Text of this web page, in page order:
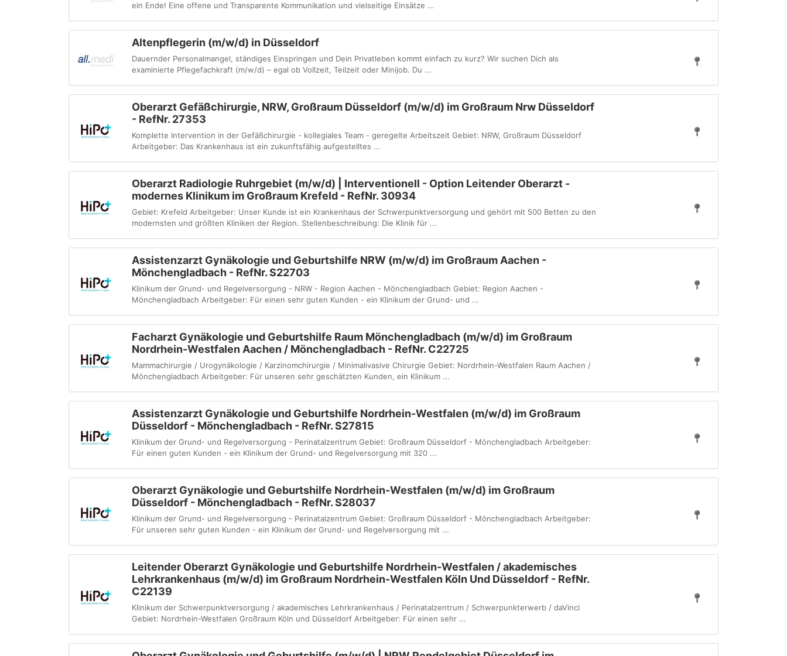
ein Ende! Eine offene und Transparente Kommunikation und vielseitige Einsätze ...
Altenpflegerin (m/w/d) in Düsseldorf
Dauernder Personalmangel, ständiges Einspringen und Dein Privatleben kommt einfach zu kurz? Wir suchen Dich als
examinierte Pflegefachkraft (m/w/d) – egal ob Vollzeit, Teilzeit oder Minijob. Du ...
Oberarzt Gefäßchirurgie, NRW, Großraum Düsseldorf (m/w/d) im Großraum Nrw Düsseldorf
- RefNr. 27353
Komplette Intervention in der Gefäßchirurgie - kollegiales Team - geregelte Arbeitszeit Gebiet: NRW, Großraum Düsseldorf
Arbeitgeber: Das Krankenhaus ist ein zukunftsfähig aufgestelltes ...
Oberarzt Radiologie Ruhrgebiet (m/w/d) | Interventionell - Option Leitender Oberarzt -
modernes Klinikum im Großraum Krefeld - RefNr. 30934
Gebiet: Krefeld Arbeitgeber: Unser Kunde ist ein Krankenhaus der Schwerpunktversorgung und gehört mit 500 Betten zu den
modernsten und größten Kliniken der Region. Stellenbeschreibung: Die Klinik für ...
Assistenzarzt Gynäkologie und Geburtshilfe NRW (m/w/d) im Großraum Aachen -
Mönchengladbach - RefNr. S22703
Klinikum der Grund- und Regelversorgung - NRW - Region Aachen - Mönchengladbach Gebiet: Region Aachen -
Mönchengladbach Arbeitgeber: Für einen sehr guten Kunden - ein Klinikum der Grund- und ...
Facharzt Gynäkologie und Geburtshilfe Raum Mönchengladbach (m/w/d) im Großraum
Nordrhein-Westfalen Aachen / Mönchengladbach - RefNr. C22725
Mammachirurgie / Urogynäkologie / Karzinomchirurgie / Minimalivasive Chirurgie Gebiet: Nordrhein-Westfalen Raum Aachen /
Mönchengladbach Arbeitgeber: Für unseren sehr geschätzten Kunden, ein Klinikum ...
Assistenzarzt Gynäkologie und Geburtshilfe Nordrhein-Westfalen (m/w/d) im Großraum
Düsseldorf - Mönchengladbach - RefNr. S27815
Klinikum der Grund- und Regelversorgung - Perinatalzentrum Gebiet: Großraum Düsseldorf - Mönchengladbach Arbeitgeber:
Für einen guten Kunden - ein Klinikum der Grund- und Regelversorgung mit 320 ...
Oberarzt Gynäkologie und Geburtshilfe Nordrhein-Westfalen (m/w/d) im Großraum
Düsseldorf - Mönchengladbach - RefNr. S28037
Klinikum der Grund- und Regelversorgung - Perinatalzentrum Gebiet: Großraum Düsseldorf - Mönchengladbach Arbeitgeber:
Für unseren sehr guten Kunden - ein Klinikum der Grund- und Regelversorgung mit ...
Leitender Oberarzt Gynäkologie und Geburtshilfe Nordrhein-Westfalen / akademisches
Lehrkrankenhaus (m/w/d) im Großraum Nordrhein-Westfalen Köln Und Düsseldorf - RefNr.
C22139
Klinikum der Schwerpunktversorgung / akademisches Lehrkrankenhaus / Perinatalzentrum / Schwerpunkterwerb / daVinci
Gebiet: Nordrhein-Westfalen Großraum Köln und Düsseldorf Arbeitgeber: Für einen sehr ...